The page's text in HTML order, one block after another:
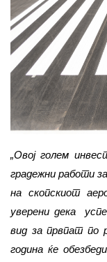
„Овој голем
градежни работи
на скопскиот
уверени дека
вид за првпат по
година ќе